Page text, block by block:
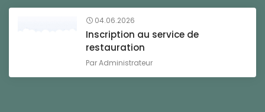
04.06.2026
Inscription au service de
restauration
ParAdministrateur